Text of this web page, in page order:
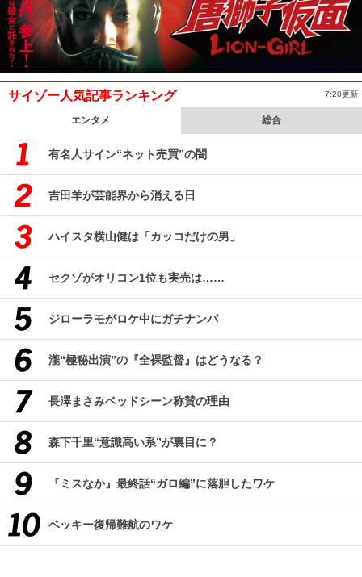
サイゾー人気記事ランキング 7:20更新
エンタメ 総合
有名人サイン“ネット売買”の闇
吉田羊が芸能界から消える日
ハイスタ横山健は「カッコだけの男」
セクゾがオリコン1位も実売は……
ジローラモがロケ中にガチナンパ
瀧“極秘出演”の『全裸監督』はどうなる？
長澤まさみベッドシーン称賛の理由
森下千里“意識高い系”が裏目に？
『ミスなか』最終話“ガロ編”に落胆したワケ
ベッキー復帰難航のワケ